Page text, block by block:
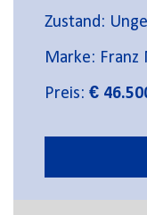
Zustand:
Marke: Franz
Preis: €